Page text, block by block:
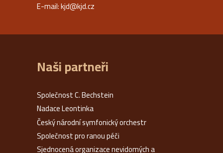
E-mail:kjd@kjd.cz
Naši partneři
Společnost C. Bechstein
Nadace Leontinka
Český národní symfonický orchestr
Společnost pro ranou péči
Sjednocená organizace nevidomých a